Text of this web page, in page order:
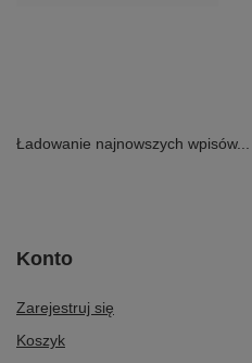
Ładowanie najnowszych wpisów...
Konto
Zarejestruj się
Koszyk